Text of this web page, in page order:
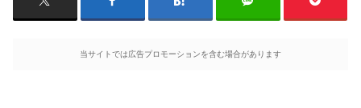
当サイトでは広告プロモーションを含む場合があります